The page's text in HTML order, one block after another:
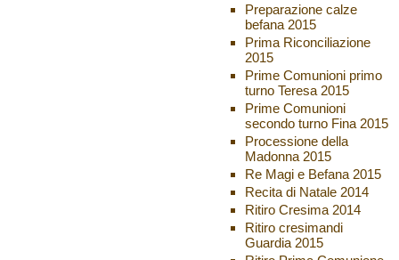
Preparazione calze
befana 2015
Prima Riconciliazione
2015
Prime Comunioni primo
turno Teresa 2015
Prime Comunioni
secondo turno Fina 2015
Processione della
Madonna 2015
Re Magi e Befana 2015
Recita di Natale 2014
Ritiro Cresima 2014
Ritiro cresimandi
Guardia 2015